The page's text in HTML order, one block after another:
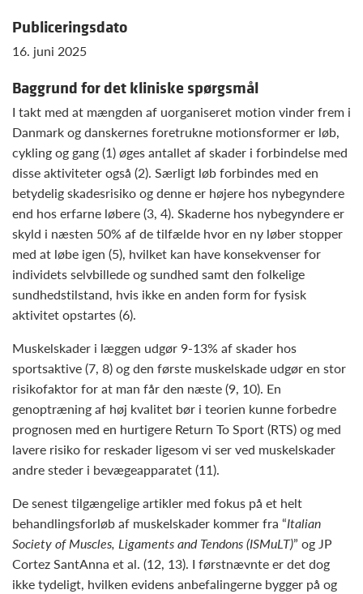
Publiceringsdato
16. juni 2025
Baggrund for det kliniske spørgsmål
I takt med at mængden af uorganiseret motion vinder frem i
Danmark og danskernes foretrukne motionsformer er løb,
cykling og gang (1) øges antallet af skader i forbindelse med
disse aktiviteter også (2). Særligt løb forbindes med en
betydelig skadesrisiko og denne er højere hos nybegyndere
end hos erfarne løbere (3, 4). Skaderne hos nybegyndere er
skyld i næsten 50% af de tilfælde hvor en ny løber stopper
med at løbe igen (5), hvilket kan have konsekvenser for
individets selvbillede og sundhed samt den folkelige
sundhedstilstand, hvis ikke en anden form for fysisk
aktivitet opstartes (6).
Muskelskader i læggen udgør 9-13% af skader hos
sportsaktive (7, 8) og den første muskelskade udgør en stor
risikofaktor for at man får den næste (9, 10). En
genoptræning af høj kvalitet bør i teorien kunne forbedre
prognosen med en hurtigere Return To Sport (RTS) og med
lavere risiko for reskader ligesom vi ser ved muskelskader
andre steder i bevægeapparatet (11).
De senest tilgængelige artikler med fokus på et helt
behandlingsforløb af muskelskader kommer fra “Italian
Society of Muscles, Ligaments and Tendons (ISMuLT)” og JP
Cortez SantAnna et al. (12, 13). I førstnævnte er det dog
ikke tydeligt, hvilken evidens anbefalingerne bygger på og